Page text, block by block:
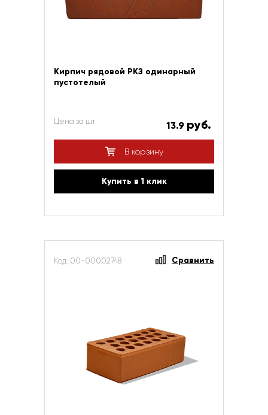
Кирпич рядовой РКЗ одинарный
пустотелый
Цена за шт 13.9 руб.
В корзину
Купить в 1 клик
Код: 00-00002748 Сравнить